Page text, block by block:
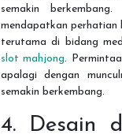
semakin
mendapatkan perhatian
terutama di bidang
slot mahjong.
apalagi dengan
semakin berkembang.
4. Desain